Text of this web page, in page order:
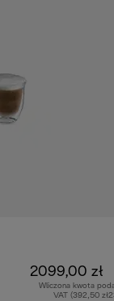
2099,00 zł
Wliczona kwota
VAT (392,50